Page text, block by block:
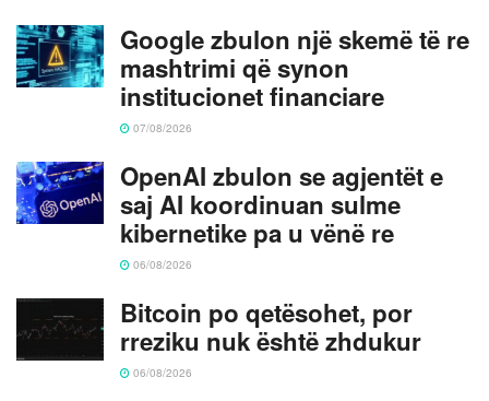
Google zbulon një skemë të re
mashtrimi që synon
institucionet financiare
07/08/2026
OpenAI zbulon se agjentët e
saj AI koordinuan sulme
kibernetike pa u vënë re
06/08/2026
Bitcoin po qetësohet, por
rreziku nuk është zhdukur
06/08/2026